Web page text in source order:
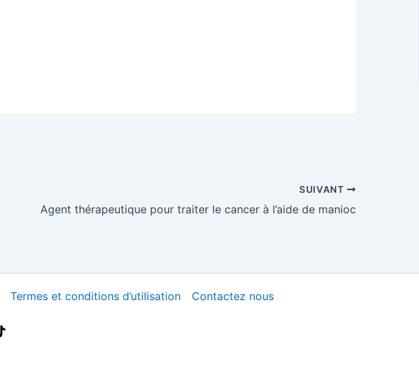
SUIVANT
Agent thérapeutique pour traiter le cancer à l’aide de manioc
Termes et conditions d’utilisation Contactez nous